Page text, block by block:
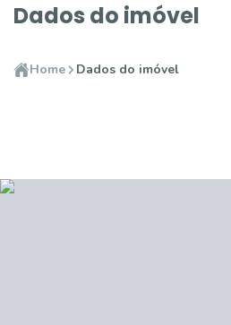
Dados do imóvel
Home Dados do imóvel